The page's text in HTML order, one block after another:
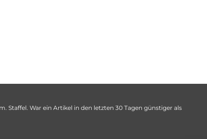
Staffel. War ein Artikel in den letzten 30 Tagen günstiger als